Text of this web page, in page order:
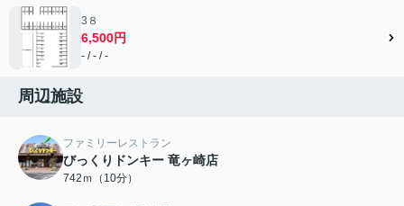
3８
6,500円
- / - / -
周辺施設
ファミリーレストラン
びっくりドンキー 竜ヶ崎店
742ｍ（10分）